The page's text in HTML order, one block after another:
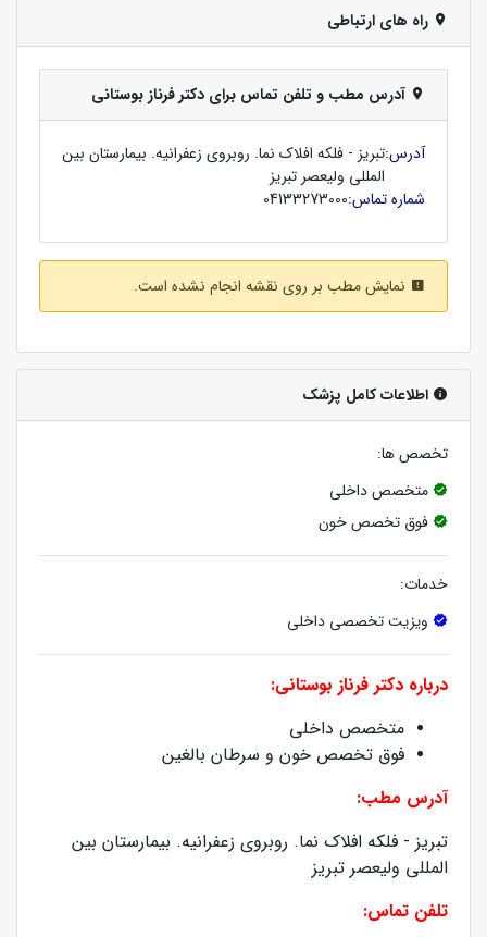
راه های ارتباطی
آدرس مطب و تلفن تماس برای دکتر فرناز بوستانی
آدرس:تبریز - فلکه افلاک نما. روبروی زعفرانیه. بیمارستان بین
المللی ولیعصر تبریز
شماره تماس:04133273000
نمایش مطب بر روی نقشه انجام نشده است.
اطلاعات کامل پزشک
تخصص ها:
متخصص داخلی
فوق تخصص خون
خدمات:
ویزیت تخصصی داخلی
درباره دکتر فرناز بوستانی:
متخصص داخلی
فوق تخصص خون و سرطان بالغین
آدرس مطب:
تبریز - فلکه افلاک نما. روبروی زعفرانیه. بیمارستان بین
المللی ولیعصر تبریز
تلفن تماس: